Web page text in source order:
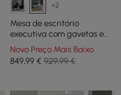
+2
Mesa de escritório
executiva com gavetas e
armazenamento Móveis
brancos para casa e
escritório (55")
Novo Preço Mais Baixo
849,99€ 929,99 €